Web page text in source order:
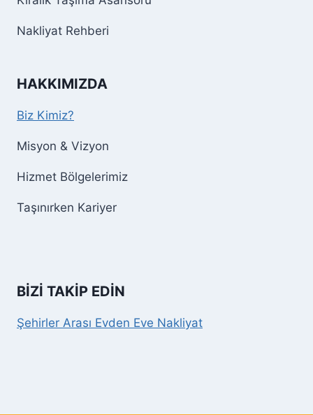
Nakliyat Rehberi
HAKKIMIZDA
Biz Kimiz?
Misyon & Vizyon
Hizmet Bölgelerimiz
Taşınırken Kariyer
BİZİ TAKİP EDİN
Şehirler Arası Evden Eve Nakliyat